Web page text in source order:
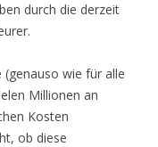
durch die derzeit
(genauso wie für alle
Millionen an
Kosten
ob diese